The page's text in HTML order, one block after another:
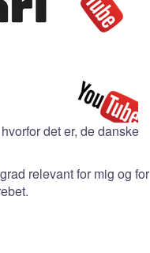
det er, de danske
relevant for mig og for